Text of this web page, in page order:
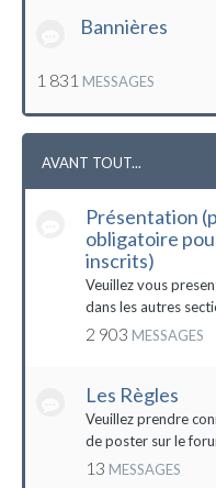
Bannières
1 831 MESSAGES
AVANT TOUT...
Présentation
obligatoire
inscrits)
Veuillez vous
dans les autres
2 903 MESSAGES
Les Règles
Veuillez prendre
de poster sur le
13 MESSAGES